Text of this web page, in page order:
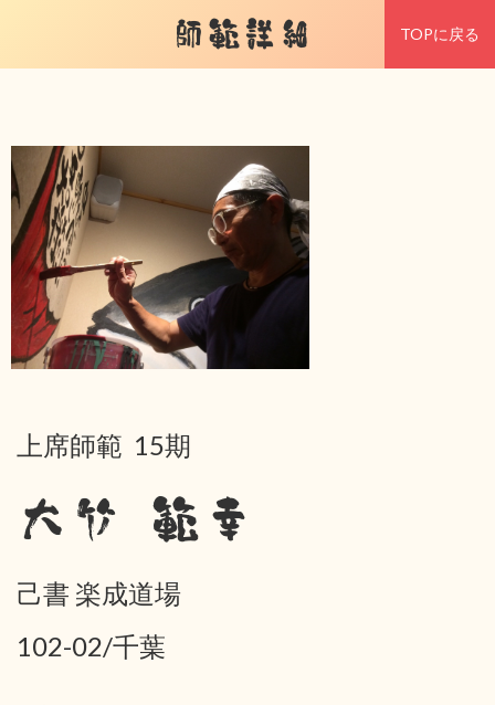
師範詳細 TOPに戻る
上席師範 15期
大竹 範幸
己書 楽成道場
102-02/千葉